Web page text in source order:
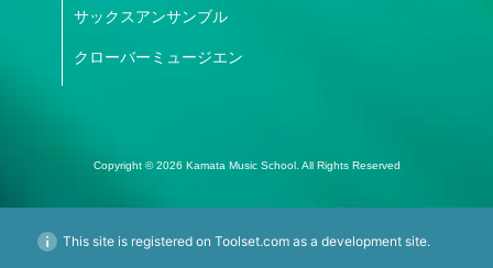
サックスアンサンブル
クローバーミュージエン
Copyright © 2026 Kamata Music School. All Rights Reserved
This site is registered on Toolset.com as a development site.